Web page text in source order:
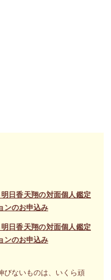
日香天翔の対面個人鑑定
ンのお申込み
日香天翔の対面個人鑑定
ンのお申込み
びないものは、いくら頑